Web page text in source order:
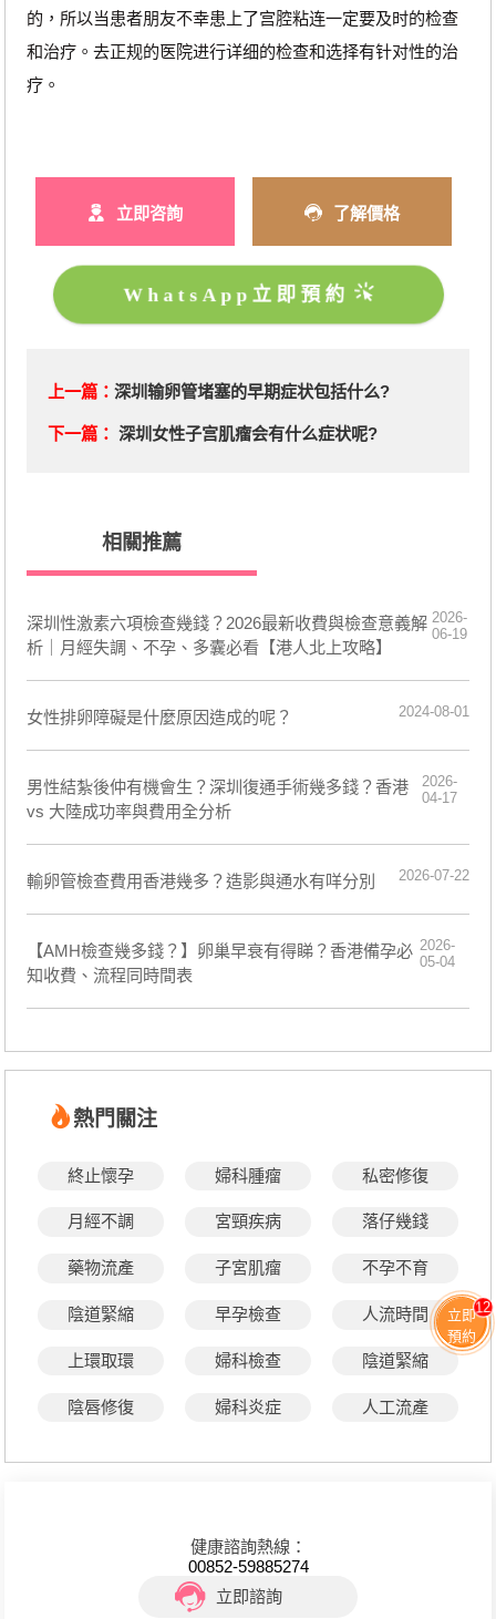
的，所以当患者朋友不幸患上了宫腔粘连一定要及时的检查
和治疗。去正规的医院进行详细的检查和选择有针对性的治
疗。
立即咨詢 了解價格
WhatsApp立即預約
上一篇： 深圳输卵管堵塞的早期症状包括什么?
下一篇： 深圳女性子宫肌瘤会有什么症状呢?
相關推薦
深圳性激素六項檢查幾錢？2026最新收費與檢查意義解
析｜月經失調、不孕、多囊必看【港人北上攻略】
2026-
06-19
​女性排卵障礙是什麼原因造成的呢？ 2024-08-01
男性結紮後仲有機會生？深圳復通手術幾多錢？香港
vs 大陸成功率與費用全分析
2026-
04-17
輸卵管檢查費用香港幾多？造影與通水有咩分別 2026-07-22
【AMH檢查幾多錢？】卵巢早衰有得睇？香港備孕必
知收費、流程同時間表
2026-
05-04
熱門關注
終止懷孕 婦科腫瘤 私密修復
月經不調 宮頸疾病 落仔幾錢
藥物流產 子宮肌瘤 不孕不育
陰道緊縮 早孕檢查 人流時間
上環取環 婦科檢查 陰道緊縮
陰唇修復 婦科炎症 人工流產
健康諮詢熱線：
00852-59885274
立即諮詢
立即
預約
12